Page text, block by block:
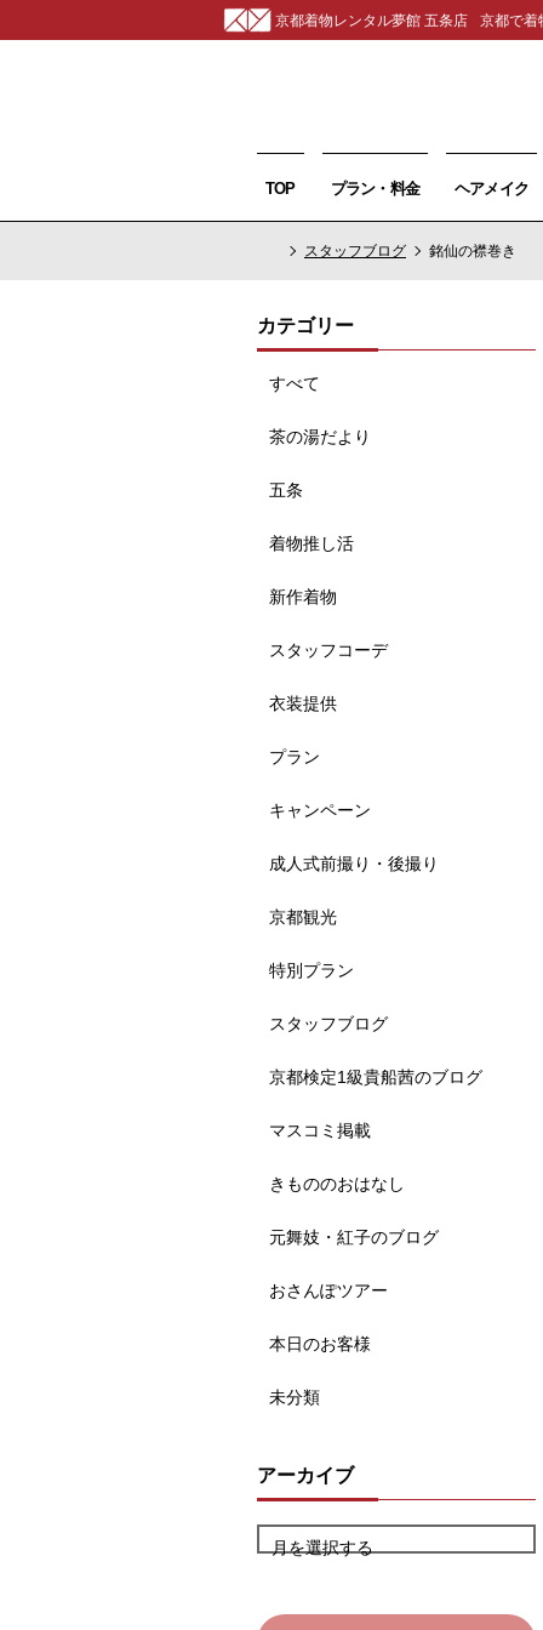
京都着物レンタル夢館 五条店 京都で着
TOP プラン・料金 ヘアメイク
スタッフブログ 銘仙の襟巻き
カテゴリー
すべて
茶の湯だより
五条
着物推し活
新作着物
スタッフコーデ
衣装提供
プラン
キャンペーン
成人式前撮り・後撮り
京都観光
特別プラン
スタッフブログ
京都検定1級貴船茜のブログ
マスコミ掲載
きもののおはなし
元舞妓・紅子のブログ
おさんぽツアー
本日のお客様
未分類
アーカイブ
月を選択する